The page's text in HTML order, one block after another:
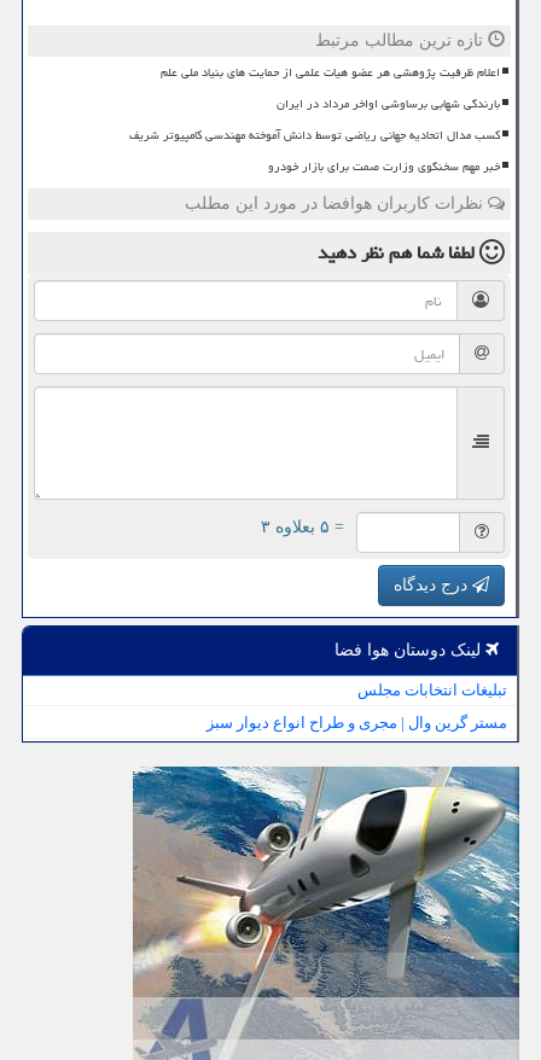
تازه ترین مطالب مرتبط
اعلام ظرفیت پژوهشی هر عضو هیات علمی از حمایت های بنیاد ملی علم
بارندگی شهابی برساوشی اواخر مرداد در ایران
کسب مدال اتحادیه جهانی ریاضی توسط دانش آموخته مهندسی کامپیوتر شریف
خبر مهم سخنگوی وزارت صمت برای بازار خودرو
نظرات کاربران هوافضا در مورد این مطلب
لطفا شما همنظر دهید
= ۵ بعلاوه ۳
درج دیدگاه
لینک دوستان هوا فضا
تبلیغات انتخابات مجلس
مستر گرین وال | مجری و طراح انواع دیوار سبز